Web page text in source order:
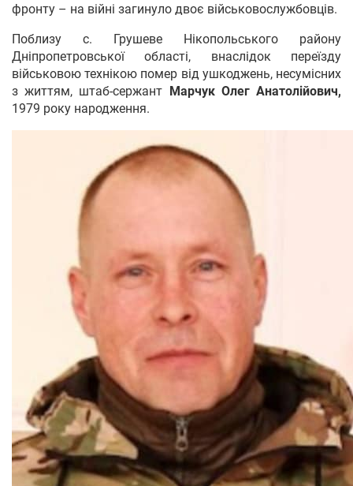
фронту – на війні загинуло двоє військовослужбовців.
Поблизу с. Грушеве Нікопольського району
Дніпропетровської області, внаслідок переїзду
військовою технікою помер від ушкоджень, несумісних
з життям, штаб-сержант Марчук Олег Анатолійович,
1979 року народження.